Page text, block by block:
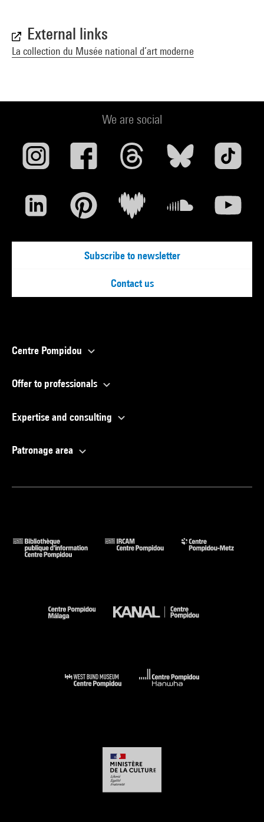
External links
La collection du Musée national d’art moderne
We are social
Subscribe to newsletter
Contact us
Centre Pompidou
Offer to professionals
Expertise and consulting
Patronage area